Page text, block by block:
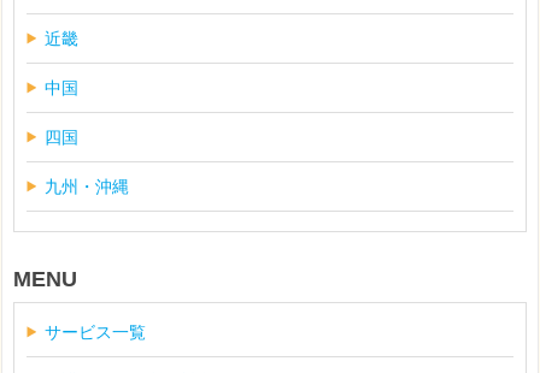
近畿
中国
四国
九州・沖縄
MENU
サービス一覧